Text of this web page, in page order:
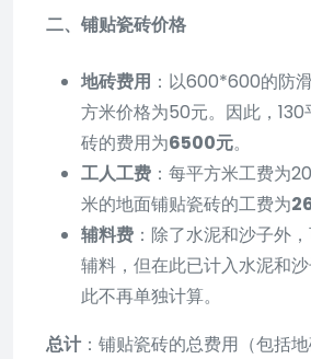
二、铺贴瓷砖价格
地砖费用 ：以600*600的防
方米价格为50元。因此，
砖的费用为6500元。
工人工费 ：每平方米工费为
米的地面铺贴瓷砖的工费为
辅料费 ：除了水泥和沙子外
辅料，但在此已计入水泥和
此不再单独计算。
总计 ：铺贴瓷砖的总费用（包括